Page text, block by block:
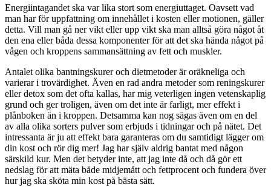
Energiintagandet ska var lika stort som energiuttaget. Oavsett vad
man har för uppfattning om innehållet i kosten eller motionen, gäller
detta. Vill man gå ner vikt eller upp vikt ska man alltså göra något åt
den ena eller båda dessa komponenter för att det ska hända något på
vågen och kroppens sammansättning av fett och muskler.
Antalet olika bantningskurer och dietmetoder är oräkneliga och
varierar i trovärdighet. Även en rad andra metoder som reningskurer
eller detox som det ofta kallas, har mig veterligen ingen vetenskaplig
grund och ger troligen, även om det inte är farligt, mer effekt i
plånboken än i kroppen. Detsamma kan nog sägas även om en del
av alla olika sorters pulver som erbjuds i tidningar och på nätet. Det
intressanta är ju att effekt bara garanteras om du samtidigt lägger om
din kost och rör dig mer! Jag har själv aldrig bantat med någon
särskild kur. Men det betyder inte, att jag inte då och då gör ett
nedslag för att mäta både midjemått och fettprocent och fundera över
hur jag ska sköta min kost på bästa sätt.